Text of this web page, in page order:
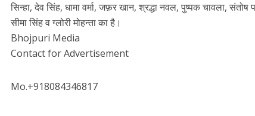
सिन्हा, देव सिंह, धामा वर्मा, जफ़र खान, श्रद्धा नवल, पुष्पक चावला,
सीमा सिंह व ग्लोरी मोहन्ता का है।
Bhojpuri Media
Contact for Advertisement
Mo.+918084346817